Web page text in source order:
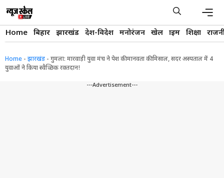
content
Home बिहार झारखंड देश-विदेश मनोरंजन खेल क्राइम शिक्षा
Home - झारखंड - गुमला: मारवाड़ी युवा मंच ने पेश की मानवता की मिसाल, सदर अस्पताल में 4
युवाओं ने किया स्वैच्छिक रक्तदान!
---Advertisement---